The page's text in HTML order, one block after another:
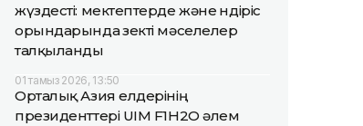
жүздесті: мектептерде және өндіріс
орындарында өзекті мәселелер
талқыланды
01 тамыз 2026, 13:50
Орталық Азия елдерінің
президенттері UIM F1H2O әлем